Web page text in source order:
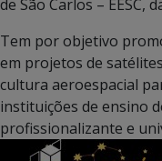
de São Carlos – EESC,
Tem por objetivo
em projetos de
cultura aeroespacial
instituições de ensino
profissionalizante e